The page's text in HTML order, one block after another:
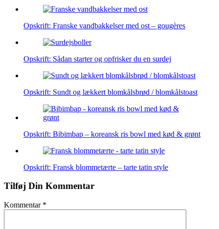
Opskrift: Franske vandbakkelser med ost – gougères
Opskrift: Sådan starter og opfrisker du en surdej
Opskrift: Sundt og lækkert blomkålsbrød / blomkålstoast
Opskrift: Bibimbap – koreansk ris bowl med kød & grønt
Opskrift: Fransk blommetærte – tarte tatin style
Tilføj Din Kommentar
Kommentar *